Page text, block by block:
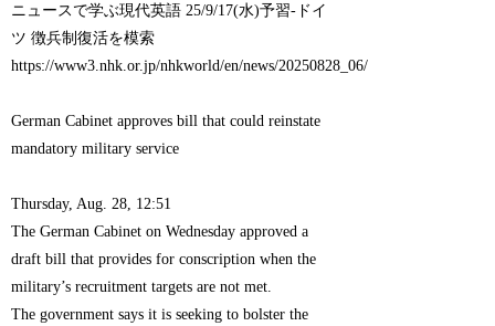
ニュースで学ぶ現代英語 25/9/17(水)予習-ドイ
ツ 徴兵制復活を模索
https://www3.nhk.or.jp/nhkworld/en/news/20250828_06/
German Cabinet approves bill that could reinstate
mandatory military service
Thursday, Aug. 28, 12:51
The German Cabinet on Wednesday approved a
draft bill that provides for conscription when the
military’s recruitment targets are not met.
The government says it is seeking to bolster the